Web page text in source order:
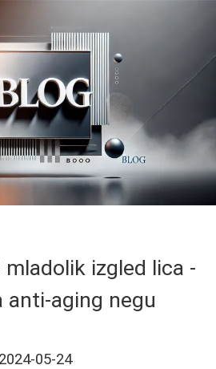
izgled lica -
anti-aging negu
2024-05-24